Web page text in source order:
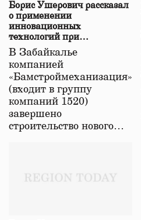
Борис Ушерович рассказал
о применении
инновационных
технологий при
строительстве нового моста
в Забайкалье
В Забайкалье
компанией
«Бамстроймеханизация»
(входит в группу
компаний 1520)
завершено
строительство нового…